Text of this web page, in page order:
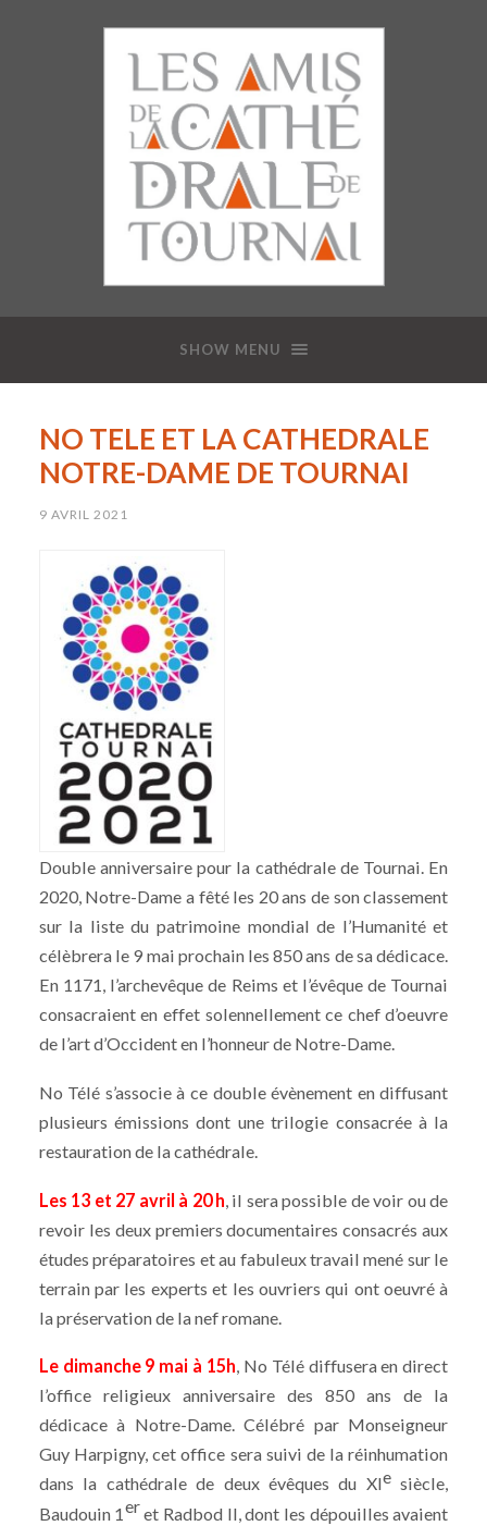
SHOW MENU
NO TELE ET LA CATHEDRALE
NOTRE-DAME DE TOURNAI
9 AVRIL 2021
Double anniversaire pour la cathédrale de Tournai. En
2020, Notre-Dame a fêté les 20 ans de son classement
sur la liste du patrimoine mondial de l’Humanité et
célèbrera le 9 mai prochain les 850 ans de sa dédicace.
En 1171, l’archevêque de Reims et l’évêque de Tournai
consacraient en effet solennellement ce chef d’oeuvre
de l’art d’Occident en l’honneur de Notre-Dame.
No Télé s’associe à ce double évènement en diffusant
plusieurs émissions dont une trilogie consacrée à la
restauration de la cathédrale.
Les 13 et 27 avril à 20 h , il sera possible de voir ou de
revoir les deux premiers documentaires consacrés aux
études préparatoires et au fabuleux travail mené sur le
terrain par les experts et les ouvriers qui ont oeuvré à
la préservation de la nef romane.
Le dimanche 9 mai à 15h, No Télé diffusera en direct
l’office religieux anniversaire des 850 ans de la
dédicace à Notre-Dame. Célébré par Monseigneur
Guy Harpigny, cet office sera suivi de la réinhumation
dans la cathédrale de deux évêques du XIesiècle,
Baudouin 1eret Radbod II, dont les dépouilles avaient